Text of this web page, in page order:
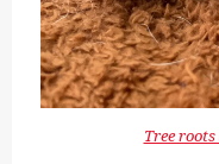
Tree